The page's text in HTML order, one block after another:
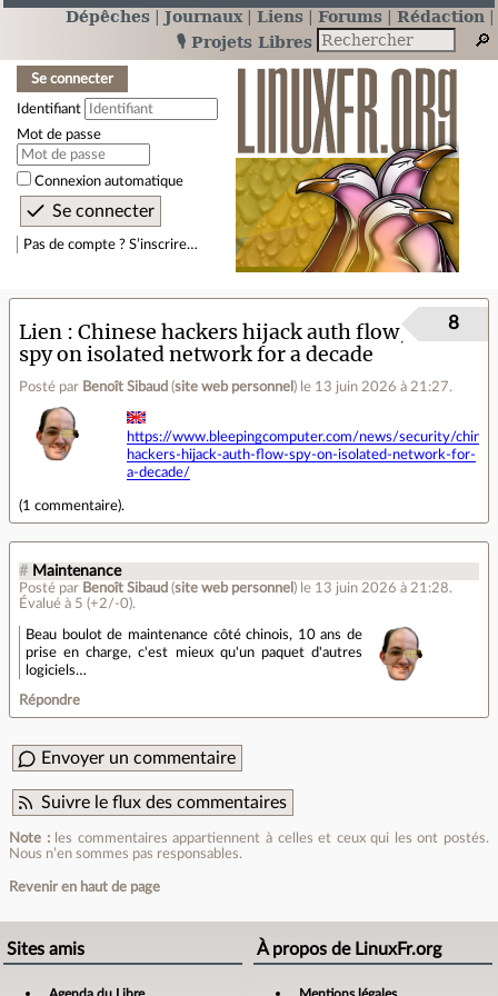
Dépêches Journaux Liens Forums
Rédaction
🎙️ Projets Libres
Se connecter
Identifiant
Mot de passe
Connexion automatique
Pas de compte ? S’inscrire…
Lien
Chinese hackers hijack auth flow,
spy on isolated network for a decade
Posté par Benoît Sibaud (site web personnel ) le 13 juin 2026 à 21:27.
8
https://www.bleepingcomputer.com/news/security/
hackers-hijack-auth-flow-spy-on-isolated-network-for-
a-decade/
(1 commentaire).
# Maintenance
Posté par Benoît Sibaud (site web personnel ) le 13 juin 2026 à 21:28.
Évalué à 5 (+2/-0).
Beau boulot de maintenance côté chinois, 10 ans de
prise en charge, c'est mieux qu'un paquet d'autres
logiciels…
Répondre
Envoyer un commentaire
Suivre le flux des commentaires
Note :les commentaires appartiennent à celles et ceux qui les ont postés.
Nous n’en sommes pas responsables.
Revenir en haut de page
Sites amis À propos de LinuxFr.org